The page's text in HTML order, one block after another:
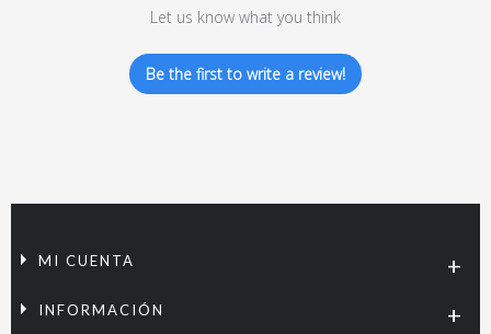
Let us know what you think
Be the first to write a review!
MI CUENTA
INFORMACIÓN